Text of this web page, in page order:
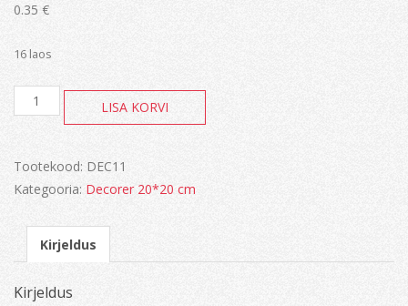
0.35 €
16 laos
Hydrangeas
kogus
LISA KORVI
Tootekood: DEC11
Kategooria: Decorer 20*20 cm
Kirjeldus
Kirjeldus